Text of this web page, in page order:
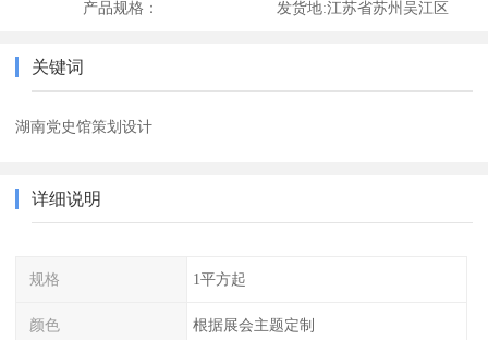
产品规格： 发货地:江苏省苏州吴江区
关键词
湖南党史馆策划设计
详细说明
规格 1平方起
颜色 根据展会主题定制